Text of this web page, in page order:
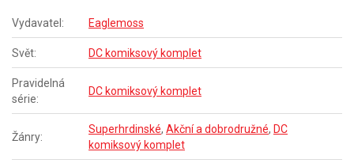
Vydavatel: Eaglemoss
Svět: DC komiksový komplet
Pravidelná
série:
DC komiksový komplet
Žánry:
Superhrdinské, Akční a dobrodružné, DC
komiksový komplet